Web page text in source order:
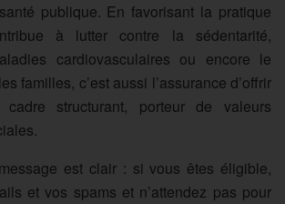
publique. En favorisant la pratique
à lutter contre la sédentarité,
cardiovasculaires ou encore le
familles, c’est aussi l’assurance d’offrir
structurant, porteur de valeurs
est clair : si vous êtes éligible,
et vos spams et n’attendez pas pour